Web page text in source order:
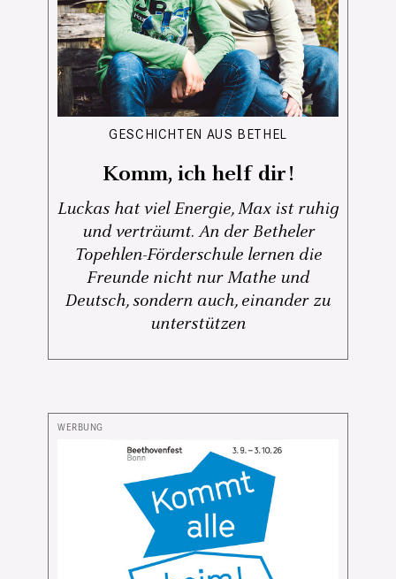
GESCHICHTEN AUS BETHEL
Komm, ich helf dir!
Luckas hat viel Energie, Max ist ruhig
und verträumt. An der Betheler
Topehlen-Förderschule lernen die
Freunde nicht nur Mathe und
Deutsch, sondern auch, einander zu
unterstützen